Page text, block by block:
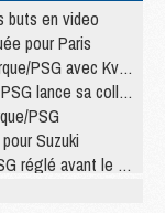
buts en video
pour Paris
et de nombreux jeunes
sa collection été
PSG
Suzuki
avant le 12 août ?
absents